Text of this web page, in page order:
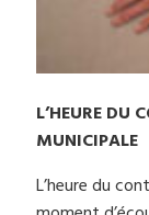
L’HEURE DU
MUNICIPALE
L’heure du